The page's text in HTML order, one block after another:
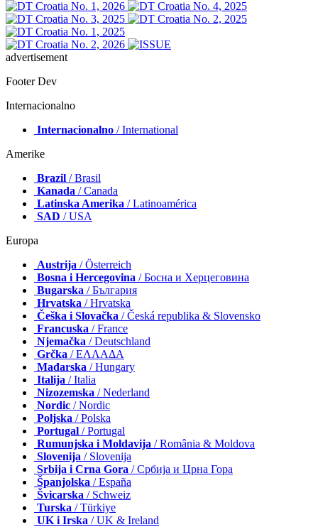
advertisement
Footer Dev
Internacionalno
Internacionalno / International
Amerike
Brazil / Brasil
Kanada / Canada
Latinska Amerika / Latinoamérica
SAD / USA
Europa
Austrija / Österreich
Bosna i Hercegovina / Босна и Херцеговина
Bugarska / България
Hrvatska / Hrvatska
Češka i Slovačka / Česká republika & Slovensko
Francuska / France
Njemačka / Deutschland
Grčka / ΕΛΛΑΔΑ
Mađarska / Hungary
Italija / Italia
Nizozemska / Nederland
Nordic / Nordic
Poljska / Polska
Portugal / Portugal
Rumunjska i Moldavija / România & Moldova
Slovenija / Slovenija
Srbija i Crna Gora / Србија и Црна Гора
Španjolska / España
Švicarska / Schweiz
Turska / Türkiye
UK i Irska / UK & Ireland